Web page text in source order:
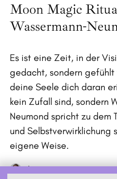
Moon Magic
Wassermann-
Es ist eine Zeit, in der
gedacht, sondern
deine Seele dich daran
kein Zufall sind, sondern
Neumond spricht zu dem
und Selbstverwirklichung
eigene Weise.
Jenna